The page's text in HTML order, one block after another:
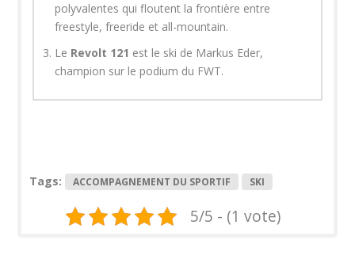
polyvalentes qui floutent la frontière entre
freestyle, freeride et all-mountain.
Le Revolt 121 est le ski de Markus Eder,
champion sur le podium du FWT.
Tags: ACCOMPAGNEMENT DU SPORTIF SKI
5/5 - (1 vote)